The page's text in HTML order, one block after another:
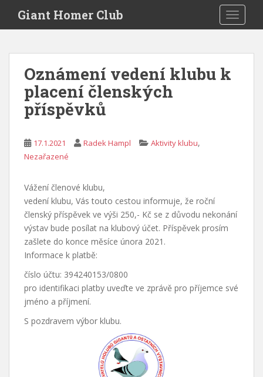
i
Giant Homer Club
Oznámení vedení klubu k
placení členských
příspěvků
17.1.2021 Radek Hampl Aktivity klubu,
Nezařazené
Vážení členové klubu,
vedení klubu, Vás touto cestou informuje, že roční
členský příspěvek ve výši 250,- Kč se z důvodu nekonání
výstav bude posílat na klubový účet. Příspěvek prosím
zašlete do konce měsíce února 2021.
Informace k platbě:
číslo účtu: 394240153/0800
pro identifikaci platby uveďte ve zprávě pro příjemce své
jméno a příjmení.
S pozdravem výbor klubu.